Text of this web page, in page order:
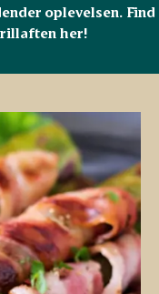
oplevelsen. Find
her!